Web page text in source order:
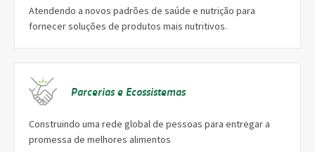
Atendendo a novos padrões de saúde e nutrição para
fornecer soluções de produtos mais nutritivos.
Parcerias e Ecossistemas
Construindo uma rede global de pessoas para entregar a
promessa de melhores alimentos